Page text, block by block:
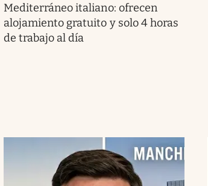
Mediterráneo italiano: ofrecen
alojamiento gratuito y solo 4 horas
de trabajo al día